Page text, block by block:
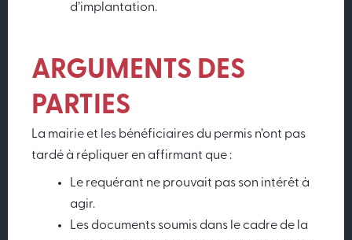
d’implantation.
ARGUMENTS DES
PARTIES
La mairie et les bénéficiaires du permis n’ont pas
tardé à répliquer en affirmant que :
Le requérant ne prouvait pas son intérêt à
agir.
Les documents soumis dans le cadre de la